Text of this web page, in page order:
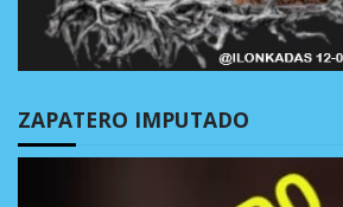
ZAPATERO IMPUTADO